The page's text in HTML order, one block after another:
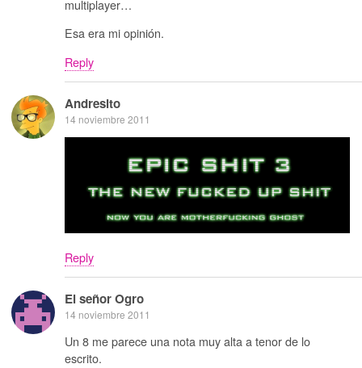
multiplayer…
Esa era mi opinión.
Reply
Andresito
14 noviembre 2011
Reply
El señor Ogro
14 noviembre 2011
Un 8 me parece una nota muy alta a tenor de lo
escrito.